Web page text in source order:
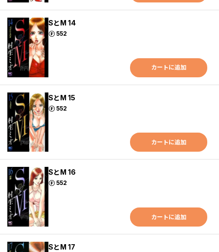
SとM 14
552
ポイント
カートに追加
SとM 15
552
ポイント
カートに追加
SとM 16
552
ポイント
カートに追加
SとM 17